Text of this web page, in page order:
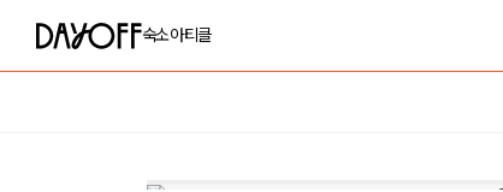
숙소아티클